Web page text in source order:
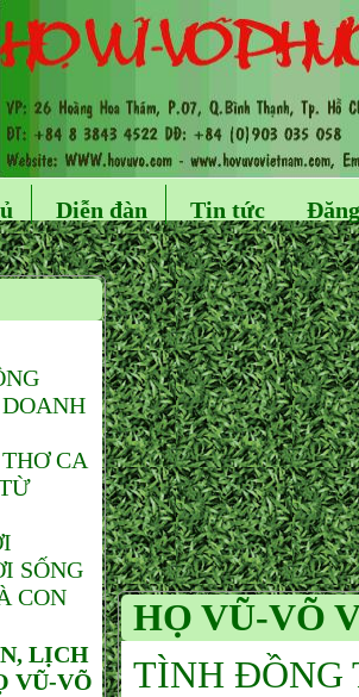
Diễn đàn Tin tức
CA
SỐNG
CON
LỊCH
VŨ-VÕ
HỌ VŨ-VÕ
TÌNH ĐỒNG